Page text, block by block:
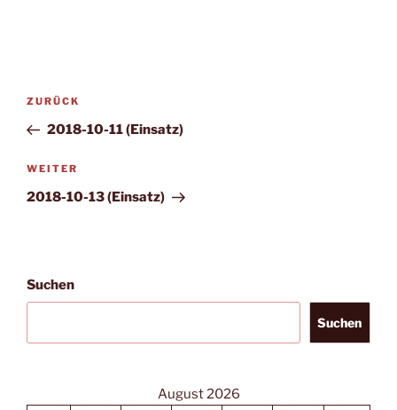
Beitragsnavigation
Vorheriger
Beitrag
ZURÜCK
2018-10-11 (Einsatz)
Nächster
Beitrag
WEITER
2018-10-13 (Einsatz)
Suchen
Suchen
August 2026